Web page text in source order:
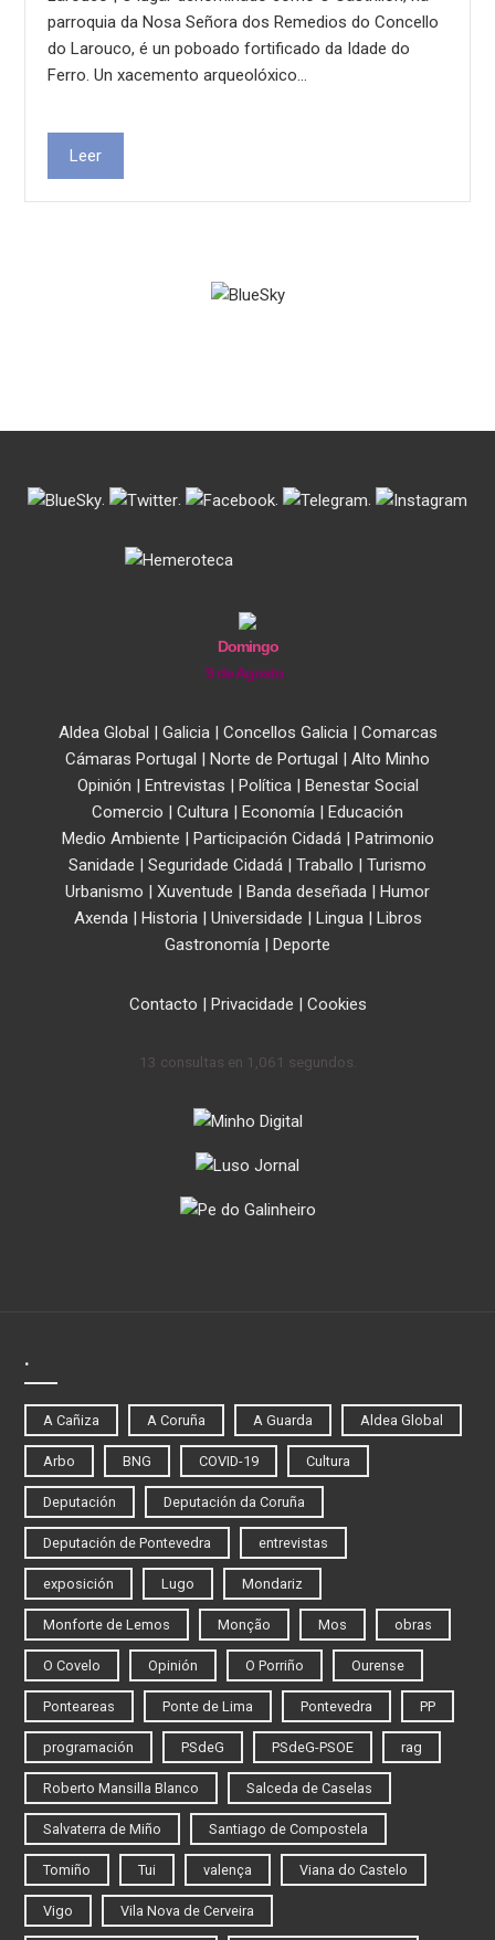
parroquia da Nosa Señora dos Remedios do Concello
do Larouco, é un poboado fortificado da Idade do
Ferro. Un xacemento arqueolóxico…
Leer
. . . .
Domingo
9 de Agosto
Aldea Global | Galicia| Concellos Galicia| Comarcas
Cámaras Portugal | Norte de Portugal | Alto Minho
Opinión | Entrevistas | Política| Benestar Social
Comercio | Cultura | Economía | Educación
Medio Ambiente | Participación Cidadá| Patrimonio
Sanidade | Seguridade Cidadá | Traballo | Turismo
Urbanismo | Xuventude | Banda deseñada | Humor
Axenda| Historia| Universidade | Lingua| Libros
Gastronomía | Deporte
Contacto | Privacidade | Cookies
13 consultas en 1,061 segundos.
.
A Cañiza A Coruña A Guarda Aldea Global
Arbo BNG COVID-19 Cultura
Deputación Deputación da Coruña
Deputación de Pontevedra entrevistas
exposición Lugo Mondariz
Monforte de Lemos Monção Mos obras
O Covelo Opinión O Porriño Ourense
Ponteareas Ponte de Lima Pontevedra PP
programación PSdeG PSdeG-PSOE rag
Roberto Mansilla Blanco Salceda de Caselas
Salvaterra de Miño Santiago de Compostela
Tomiño Tui valença Viana do Castelo
Vigo Vila Nova de Cerveira